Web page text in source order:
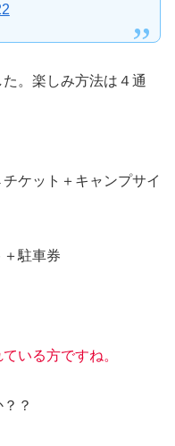
。楽しみ方法は４通
ケット＋キャンプサイ
駐車券
ている方ですね。
？